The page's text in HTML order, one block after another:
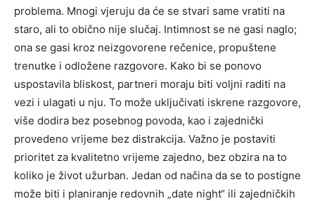
problema. Mnogi vjeruju da će se stvari same vratiti na
staro, ali to obično nije slučaj. Intimnost se ne gasi naglo;
ona se gasi kroz neizgovorene rečenice, propuštene
trenutke i odložene razgovore. Kako bi se ponovo
uspostavila bliskost, partneri moraju biti voljni raditi na
vezi i ulagati u nju. To može uključivati iskrene razgovore,
više dodira bez posebnog povoda, kao i zajednički
provedeno vrijeme bez distrakcija. Važno je postaviti
prioritet za kvalitetno vrijeme zajedno, bez obzira na to
koliko je život užurban. Jedan od načina da se to postigne
može biti i planiranje redovnih „date night“ ili zajedničkih